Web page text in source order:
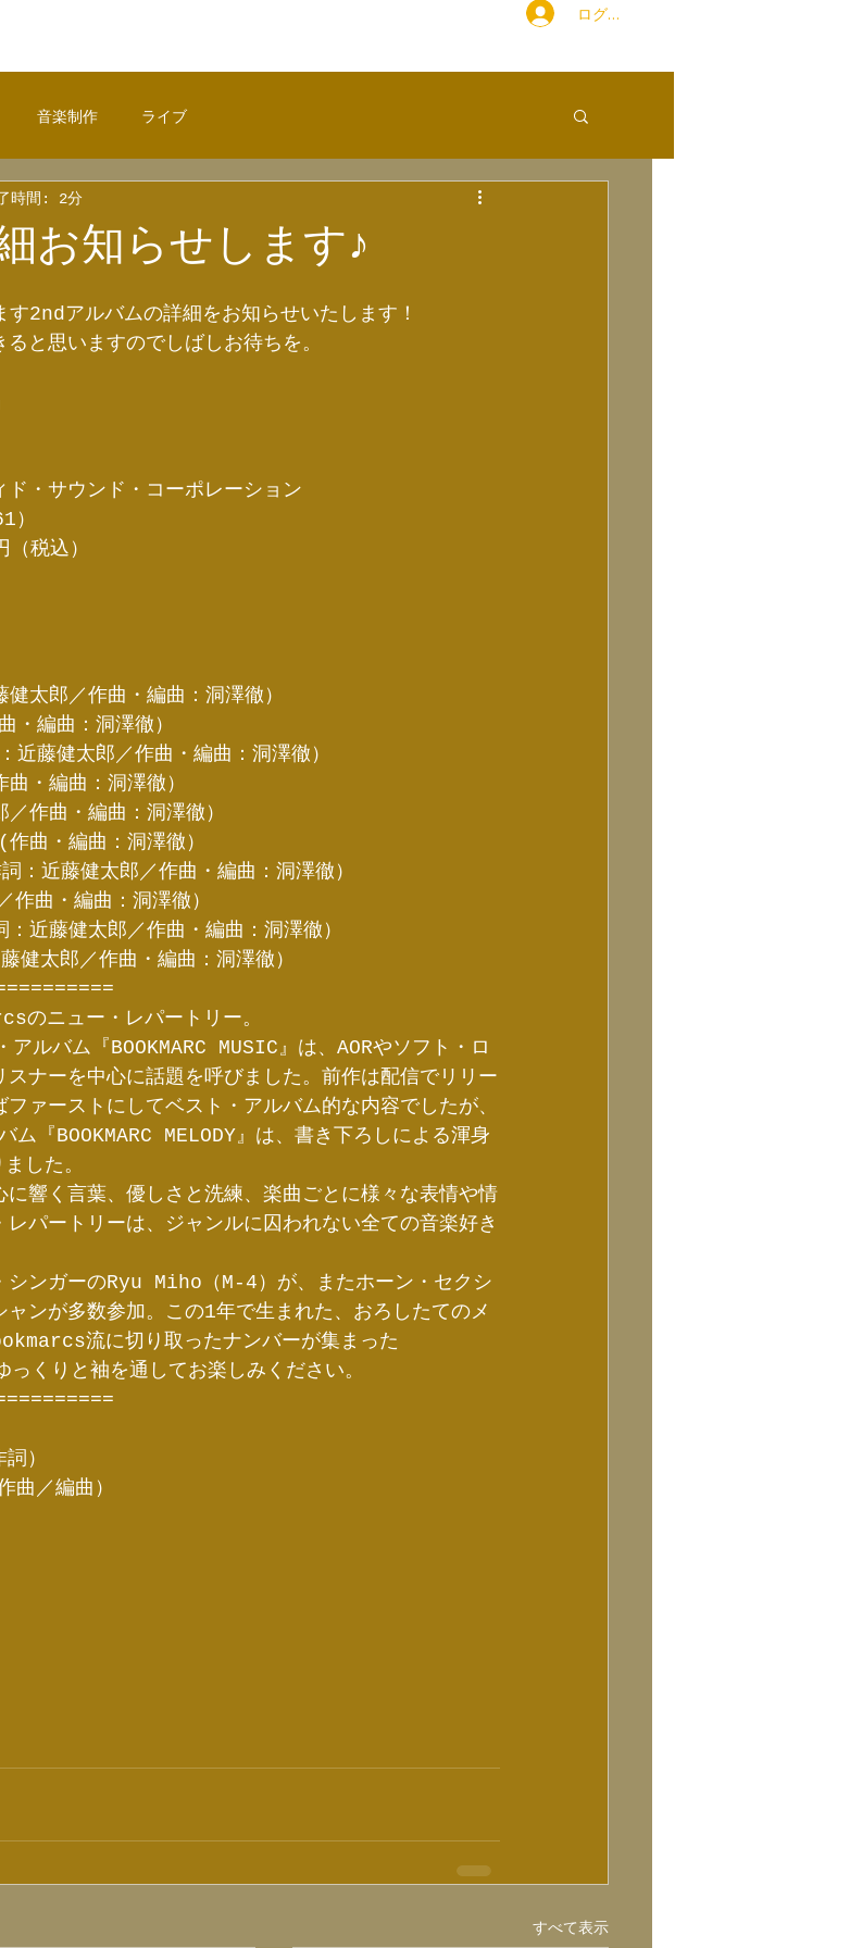
ログイン
音楽制作 ライブ
お知らせします♪
時間: 2分
2ndアルバムの詳細をお知らせいたします！
と思いますのでしばしお待ちを。
・サウンド・コーポレーション
）
（税込）
太郎／作曲・編曲：洞澤徹）
編曲：洞澤徹）
健太郎／作曲・編曲：洞澤徹）
・編曲：洞澤徹）
作曲・編曲：洞澤徹）
・編曲：洞澤徹）
藤健太郎／作曲・編曲：洞澤徹）
・編曲：洞澤徹）
藤健太郎／作曲・編曲：洞澤徹）
郎／作曲・編曲：洞澤徹）
のニュー・レパートリー。
ルバム『BOOKMARC MUSIC』は、AORやソフト・ロ
ナーを中心に話題を呼びました。前作は配信でリリー
ァーストにしてベスト・アルバム的な内容でしたが、
『BOOKMARC MELODY』は、書き下ろしによる渾身
した。
響く言葉、優しさと洗練、楽曲ごとに様々な表情や情
パートリーは、ジャンルに囚われない全ての音楽好き
シンガーのRyu Miho（M-4）が、またホーン・セクシ
ンが多数参加。この1年で生まれた、おろしたてのメ
流に切り取ったナンバーが集まった
っくりと袖を通してお楽しみください。
）
／編曲）
すべて表示